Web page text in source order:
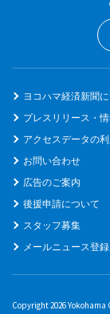
ヨコハマ経済新聞
プレスリリース・
アクセスデータの
お問い合わせ
広告のご案内
後援申請について
スタッフ募集
メールニュース登録
Copyright 2026